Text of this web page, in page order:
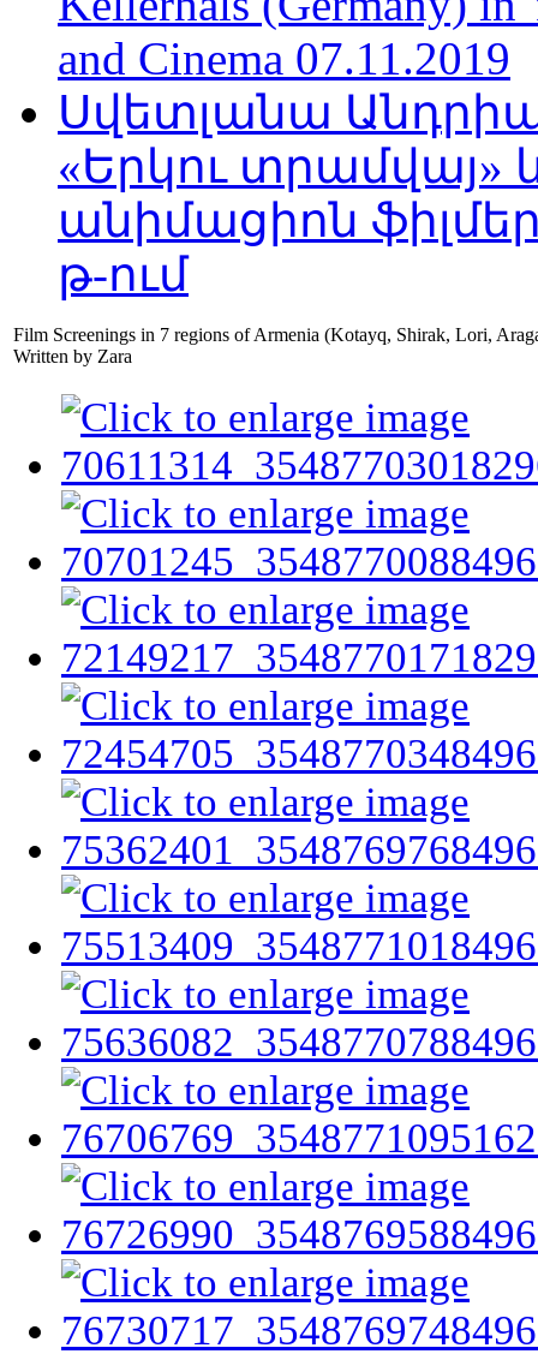
and Cinema 07.11.2019
Սվետլանա
«Երկու տրամվայ»
անիմացիոն
թ-ում
Film Screenings in 7 regions of Armenia (Kotayq, Shirak, Lori,
Written by Zara